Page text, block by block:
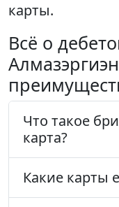
карты.
Всё о
Что такое
карта?
Какие карты